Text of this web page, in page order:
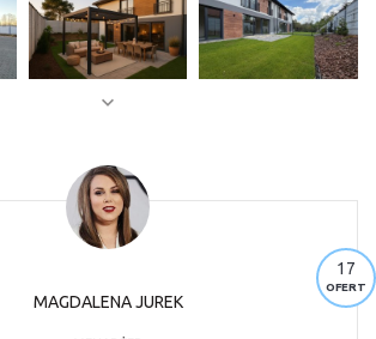
17
OFERT
MAGDALENA JUREK